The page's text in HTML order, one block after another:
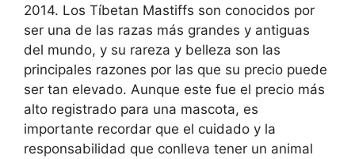
2014. Los Tíbetan Mastiffs son conocidos por
ser una de las razas más grandes y antiguas
del mundo, y su rareza y belleza son las
principales razones por las que su precio puede
ser tan elevado. Aunque este fue el precio más
alto registrado para una mascota, es
importante recordar que el cuidado y la
responsabilidad que conlleva tener un animal